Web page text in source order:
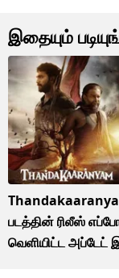
இதையும்
படத்தின் ரிலீஸ்
வெளியிட்ட அப்டேட்